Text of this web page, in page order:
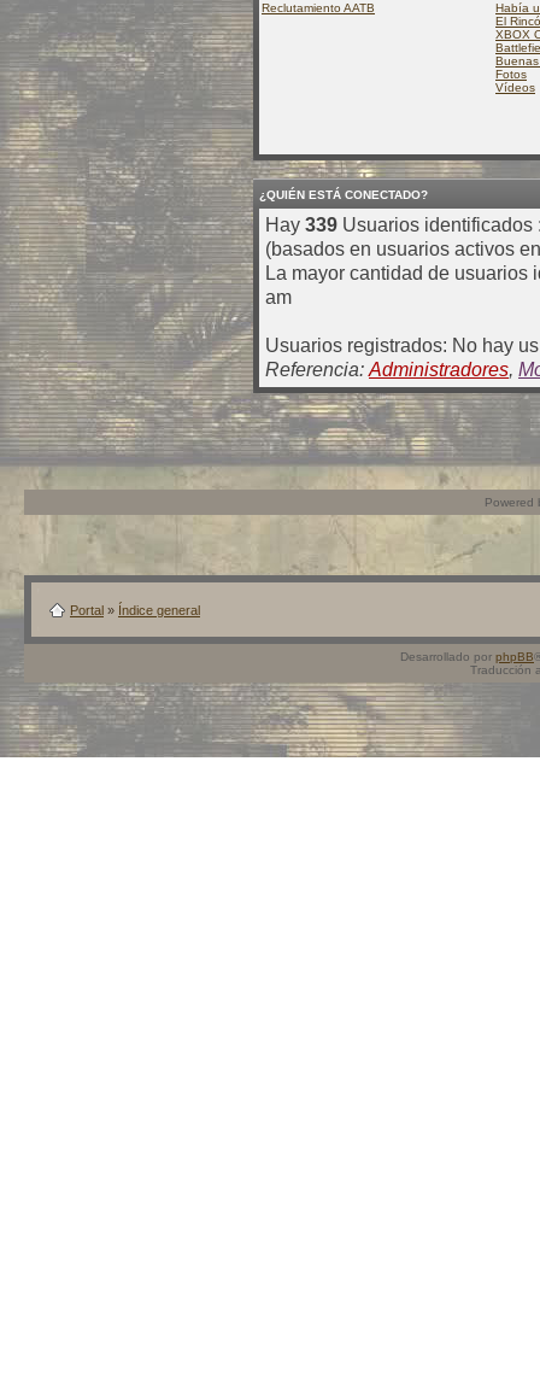
Reclutamiento AATB
Había
El
XBOX
Fotos
Vídeos
¿QUIÉN ESTÁ CONECTADO?
Hay 339 Usuarios identificados
(basados en usuarios activos
La mayor cantidad de usuarios
am
Usuarios registrados: No hay
Referencia: Administradores,
Powered
Portal » Índice general
Desarrollado por phpBB
Traducción